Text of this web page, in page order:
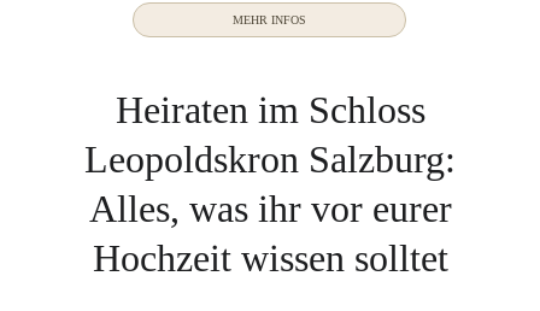
MEHR INFOS
Heiraten im Schloss
Leopoldskron Salzburg:
Alles, was ihr vor eurer
Hochzeit wissen solltet